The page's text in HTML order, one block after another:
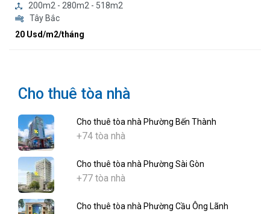
200m2 - 280m2 - 518m2
Tây Bắc
20 Usd/m2/tháng
Cho thuê tòa nhà
Cho thuê tòa nhà Phường Bến Thành
+74 tòa nhà
Cho thuê tòa nhà Phường Sài Gòn
+77 tòa nhà
Cho thuê tòa nhà Phường Cầu Ông Lãnh